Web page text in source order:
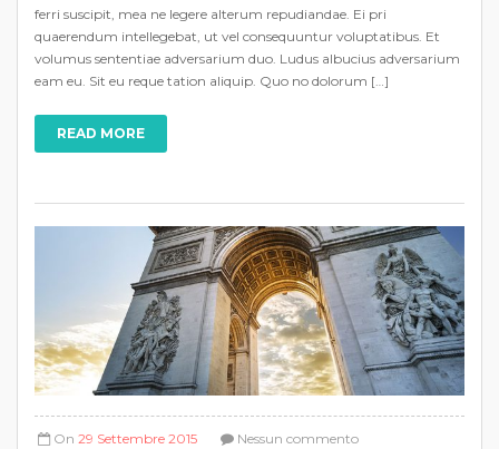
ferri suscipit, mea ne legere alterum repudiandae. Ei pri
quaerendum intellegebat, ut vel consequuntur voluptatibus. Et
volumus sententiae adversarium duo. Ludus albucius adversarium
eam eu. Sit eu reque tation aliquip. Quo no dolorum […]
READ MORE
On 29 Settembre 2015
Nessun commento